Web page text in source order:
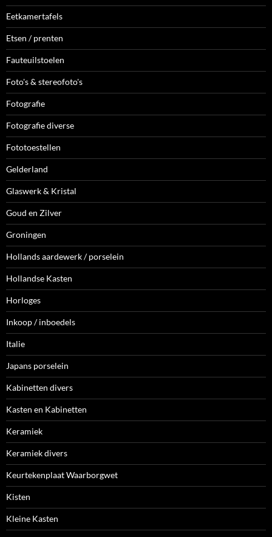
Eetkamertafels
Etsen / prenten
Fauteuilstoelen
Foto's & stereofoto's
Fotografie
Fotografie diverse
Fototoestellen
Gelderland
Glaswerk & Kristal
Goud en Zilver
Groningen
Hollands aardewerk / porselein
Hollandse Kasten
Horloges
Inkoop / inboedels
Italie
Japans porselein
Kabinetten divers
Kasten en Kabinetten
Keramiek
Keramiek divers
Keurtekenplaat Waarborgwet
Kisten
Kleine Kasten